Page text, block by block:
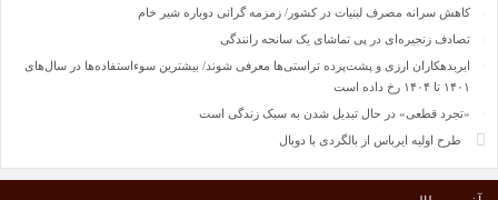
کاهش سرانه مصرف لبنیات در کشور/ زمزمه گرانی دوباره شیر خام
تصادف زنجیره‌ای در پی تماشای یک سانحه رانندگی
ابربدهکاران ارزی و پشت‌پرده تراستی‌ها معرفی شوند/ بیشترین سوءاستفاده‌ها در سال‌های
۱۴۰۱ تا ۱۴۰۴ رخ داده است
«تجرد قطعی» در حال تبدیل شدن به سبک زندگی است
طرح اولیه ایرباس از بالگردی با دوبال